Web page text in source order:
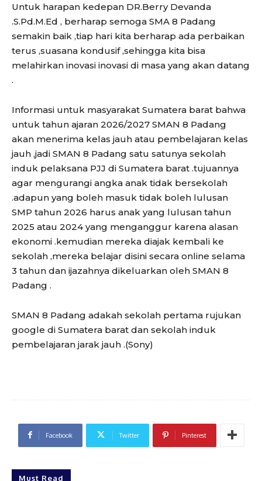
Untuk harapan kedepan DR.Berry Devanda
.S.Pd.M.Ed , berharap semoga SMA 8 Padang
semakin baik ,tiap hari kita berharap ada perbaikan
terus ,suasana kondusif ,sehingga kita bisa
melahirkan inovasi inovasi di masa yang akan datang
.
Informasi untuk masyarakat Sumatera barat bahwa
untuk tahun ajaran 2026/2027 SMAN 8 Padang
akan menerima kelas jauh atau pembelajaran kelas
jauh ,jadi SMAN 8 Padang satu satunya sekolah
induk pelaksana PJJ di Sumatera barat .tujuannya
agar mengurangi angka anak tidak bersekolah
.adapun yang boleh masuk tidak boleh lulusan
SMP tahun 2026 harus anak yang lulusan tahun
2025 atau 2024 yang menganggur karena alasan
ekonomi .kemudian mereka diajak kembali ke
sekolah ,mereka belajar disini secara online selama
3 tahun dan ijazahnya dikeluarkan oleh SMAN 8
Padang .
SMAN 8 Padang adakah sekolah pertama rujukan
google di Sumatera barat dan sekolah induk
pembelajaran jarak jauh .(Sony)
Facebook Twitter Pinterest
Must Read